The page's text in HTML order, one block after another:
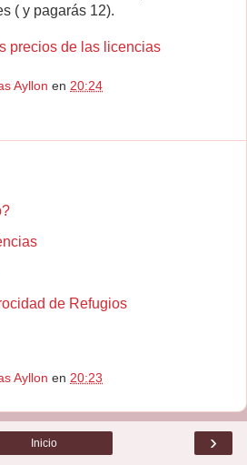
( y pagarás 12).
precios de las licencias
Ayllon en 20:24
de Refugios
Ayllon en 20:23
›
Inicio